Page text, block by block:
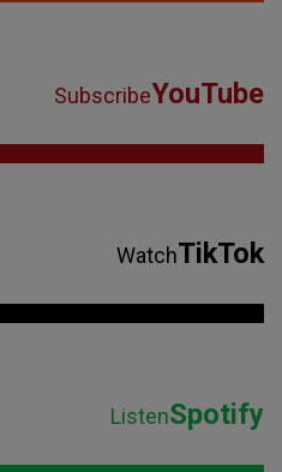
SubscribeYouTube
WatchTikTok
ListenSpotify